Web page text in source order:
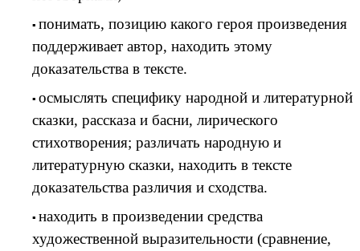
понимать, позицию какого героя произведения
поддерживает автор, находить этому
доказательства в тексте.
осмыслять специфику народной и литературной
сказки, рассказа и басни, лирического
стихотворения; различать народную и
литературную сказки, находить в тексте
доказательства различия и сходства.
находить в произведении средства
художественной выразительности (сравнение,